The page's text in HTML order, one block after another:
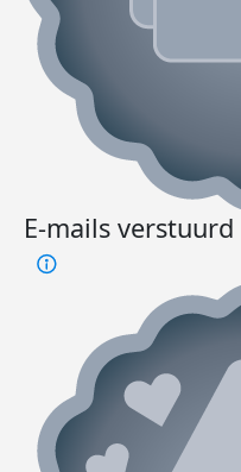
E-mails verstuurd